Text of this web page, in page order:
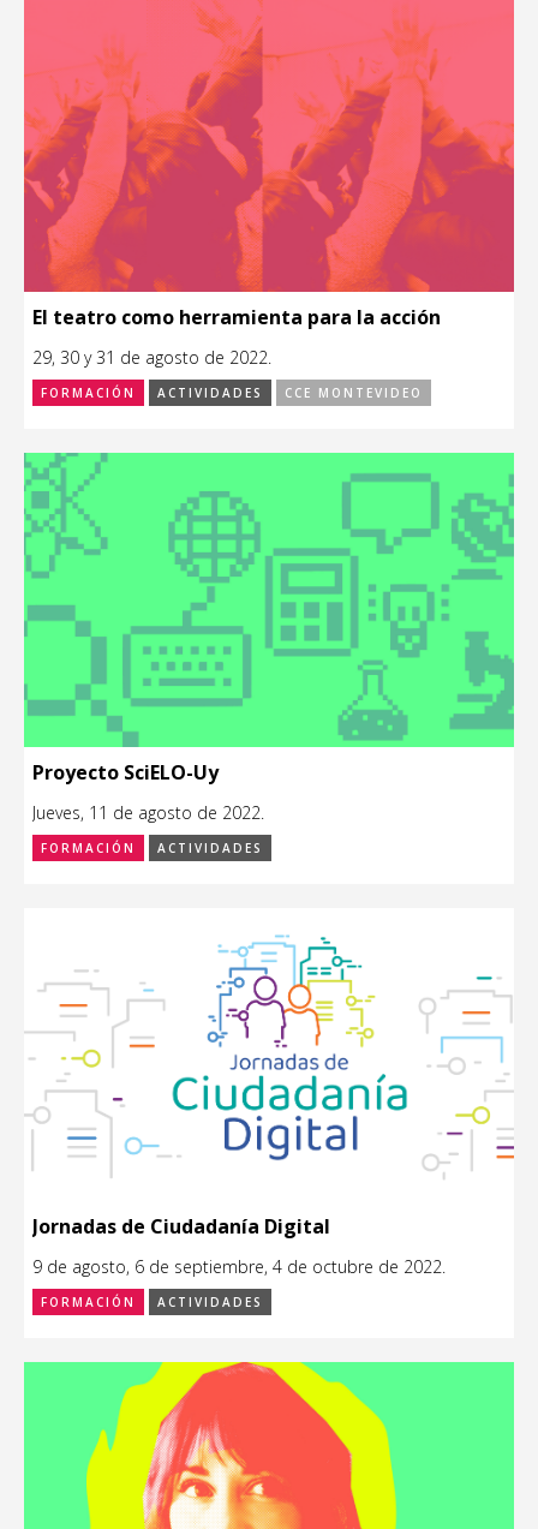
El teatro como herramienta para la acción
29, 30 y 31 de agosto de 2022.
FORMACIÓN ACTIVIDADES CCE MONTEVIDEO
Proyecto SciELO-Uy
Jueves, 11 de agosto de 2022.
FORMACIÓN ACTIVIDADES
Jornadas de Ciudadanía Digital
9 de agosto, 6 de septiembre, 4 de octubre de 2022.
FORMACIÓN ACTIVIDADES